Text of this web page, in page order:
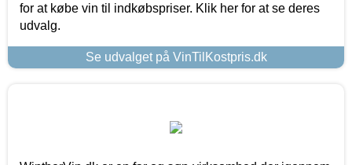
for at købe vin til indkøbspriser. Klik her for at se deres
udvalg.
Se udvalget på VinTilKostpris.dk